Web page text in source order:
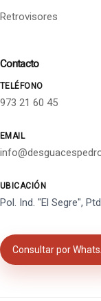
Retrovisores
Contacto
TELÉFONO
973 21 60 45
EMAIL
UBICACIÓN
Pol. Ind. "El Segre",
Consultar por